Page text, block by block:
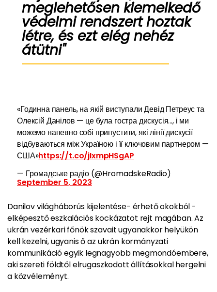
meglehetősen kiemelkedő
védelmi rendszert hoztak
létre, és ezt elég nehéz
átütni"
«Годинна панель, на якій виступали Девід Петреус та
Олексій Данілов — це була гостра дискусія..., і ми
можемо напевно собі припустити, які лінії дискусії
відбуваються між Україною і її ключовим партнером —
США»https://t.co/jIxmpHSgAP
— Громадське радіо (@HromadskeRadio)
September 5, 2023
Danilov világháborús kijelentése- érhető okokból -
elképesztő eszkalációs kockázatot rejt magában. Az
ukrán vezérkari főnök szavait ugyanakkor helyükön
kell kezelni, ugyanis ő az ukrán kormányzati
kommunikáció egyik legnagyobb megmondóembere,
aki szereti földtől elrugaszkodott állításokkal hergelni
a közvéleményt.